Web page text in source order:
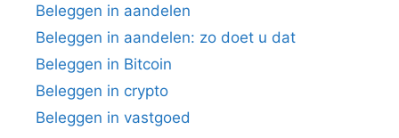
Beleggen in aandelen
Beleggen in aandelen: zo doet u dat
Beleggen in Bitcoin
Beleggen in crypto
Beleggen in vastgoed